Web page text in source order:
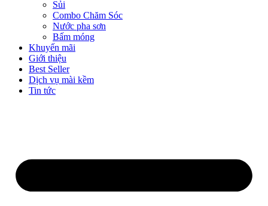
Sủi
Combo Chăm Sóc
Nước pha sơn
Bấm móng
Khuyến mãi
Giới thiệu
Best Seller
Dịch vụ mài kềm
Tin tức